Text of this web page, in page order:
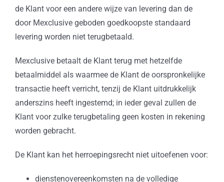
de Klant voor een andere wijze van levering dan de
door Mexclusive geboden goedkoopste standaard
levering worden niet terugbetaald.
Mexclusive betaalt de Klant terug met hetzelfde
betaalmiddel als waarmee de Klant de oorspronkelijke
transactie heeft verricht, tenzij de Klant uitdrukkelijk
anderszins heeft ingestemd; in ieder geval zullen de
Klant voor zulke terugbetaling geen kosten in rekening
worden gebracht.
De Klant kan het herroepingsrecht niet uitoefenen voor:
dienstenovereenkomsten na de volledige